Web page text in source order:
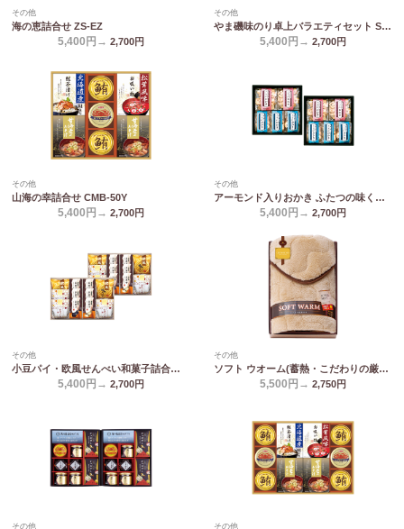
その他
海の恵詰合せ ZS-EZ
5,400円→ 2,700円
その他
やま磯味のり卓上バラエティセット SVG-E
5,400円→ 2,700円
その他
山海の幸詰合せ CMB-50Y
5,400円→ 2,700円
その他
アーモンド入りおかき ふたつの味くらべ MY-50
5,400円→ 2,700円
その他
小豆パイ・欧風せんべい和菓子詰合せ DW-50R
5,400円→ 2,700円
その他
ソフト ウオーム(蓄熱・こだわりの厳選) あったか遠赤 極ふわ敷きパット 6450
5,500円→ 2,750円
その他 その他